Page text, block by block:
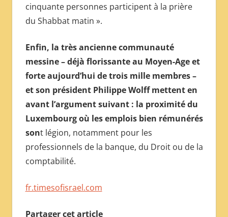
cinquante personnes participent à la prière
du Shabbat matin ».
Enfin, la très ancienne communauté
messine – déjà florissante au Moyen-Age et
forte aujourd’hui de trois mille membres –
et son président Philippe Wolff mettent en
avant l’argument suivant : la proximité du
Luxembourg où les emplois bien rémunérés
sont légion, notamment pour les
professionnels de la banque, du Droit ou de la
comptabilité.
fr.timesofisrael.com
Partager cet article